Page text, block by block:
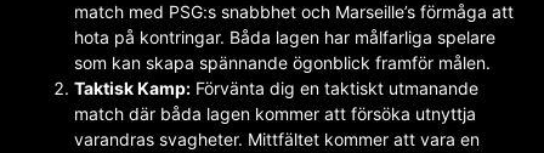
match med PSG:s snabbhet och Marseille’s förmåga att
hota på kontringar. Båda lagen har målfarliga spelare
som kan skapa spännande ögonblick framför målen.
Taktisk Kamp: Förvänta dig en taktiskt utmanande
match där båda lagen kommer att försöka utnyttja
varandras svagheter. Mittfältet kommer att vara en